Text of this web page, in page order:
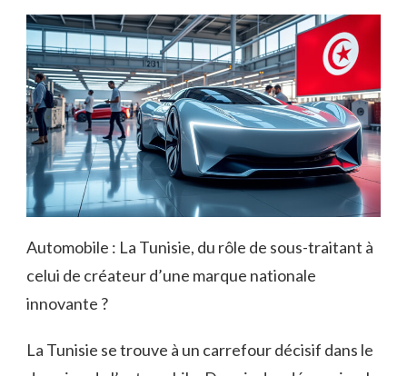
Automobile : La Tunisie, du rôle de sous-traitant à
celui de créateur d’une marque nationale
innovante ?
La Tunisie se trouve à un carrefour décisif dans le